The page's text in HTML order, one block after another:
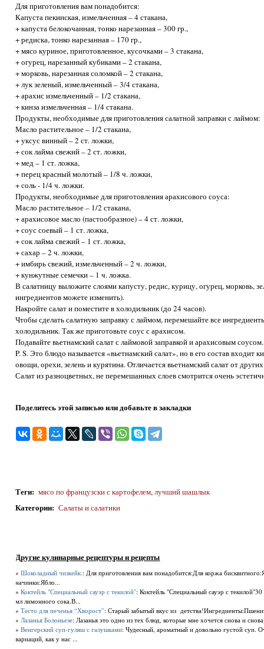
Для приготовления вам понадобится:
Капуста пекинская, измельченная – 4 стакана,
+ капуста белокочанная, тонко нарезанная – 300 гр.,
+ редиска, тонко нарезанная – 170 гр.,
+ мясо куриное, приготовленное, кусочками – 3 стакана,
+ огурец, нарезанный кубиками – 2 стакана,
+ морковь, нарезанная соломкой – 2 стакана,
+ лук зеленый, измельченный – 3/4 стакана,
+ арахис измельченный – 1/2 стакана,
+ кинза измельченная – 1/4 стакана.
Продукты, необходимые для приготовления салатной заправки с лаймом:
Масло растительное – 1/2 стакана,
+ уксус винный – 2 ст. ложки,
+ сок лайма свежий – 2 ст. ложки,
+ мед – 1 ст. ложка,
+ перец красный молотый – 1/8 ч. ложки,
+ соль - 1/4 ч. ложки.
Продукты, необходимые для приготовления арахисового соуса:
Масло растительное – 1/2 стакана,
+ арахисовое масло (пастообразное) – 4 ст. ложки,
+ соус соевый – 1 ст. ложка,
+ сок лайма свежий – 1 ст. ложка,
+ сахар – 2 ч. ложки,
+ имбирь свежий, измельченный – 2 ч. ложки,
+ кунжутные семечки – 1 ч. ложка.
В салатницу выложите слоями капусту, редис, курицу, огурец, морковь,
ингредиентов можете изменить).
Накройте салат и поместите в холодильник (до 24 часов).
Чтобы сделать салатную заправку с лаймом, перемешайте все
холодильник. Так же приготовьте соус с арахисом.
Подавайте вьетнамский салат с лаймовой заправкой и арахисовым соусом.
P. S. Это блюдо называется «вьетнамский салат», но в его состав входит
овощи, орехи, зелень и курятина. Отличается вьетнамский салат от
Салат из разноцветных, не перемешанных слоев смотрится очень
Поделитесь этой записью или добавьте в закладки
Теги: мясо по французски с картофелем,лучший шашлык
Категории: Салаты и салатики
Другие кулинарные рецептуры и рецепты
»Шоколадный чизкейк. : Для приготовления вам понадобится:Для коржа
начинки:Ябло...
»Коктейль "Специальный сауэр с текилой": Коктейль "Специальный сауэр с
мл лимонного сока.В...
»Тесто для печенья “Хворост”: Старый забытый вкус из
»Лазанья Болоньезе: Лазанья это одно из тех блюд, которые мне хочется снова и
»Венгерский суп-гуляш с галушками: Чудесный, ароматный и довольно густой суп.
вариаций, как у нас ...